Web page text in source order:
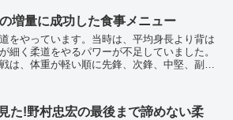
増量に成功した食事メニュー
をやっています。当時は、平均身長より背は
細く柔道をやるパワーが不足していました。
は、体重が軽い順に先鋒、次鋒、中堅、副
た!野村忠宏の最後まで諦めない柔